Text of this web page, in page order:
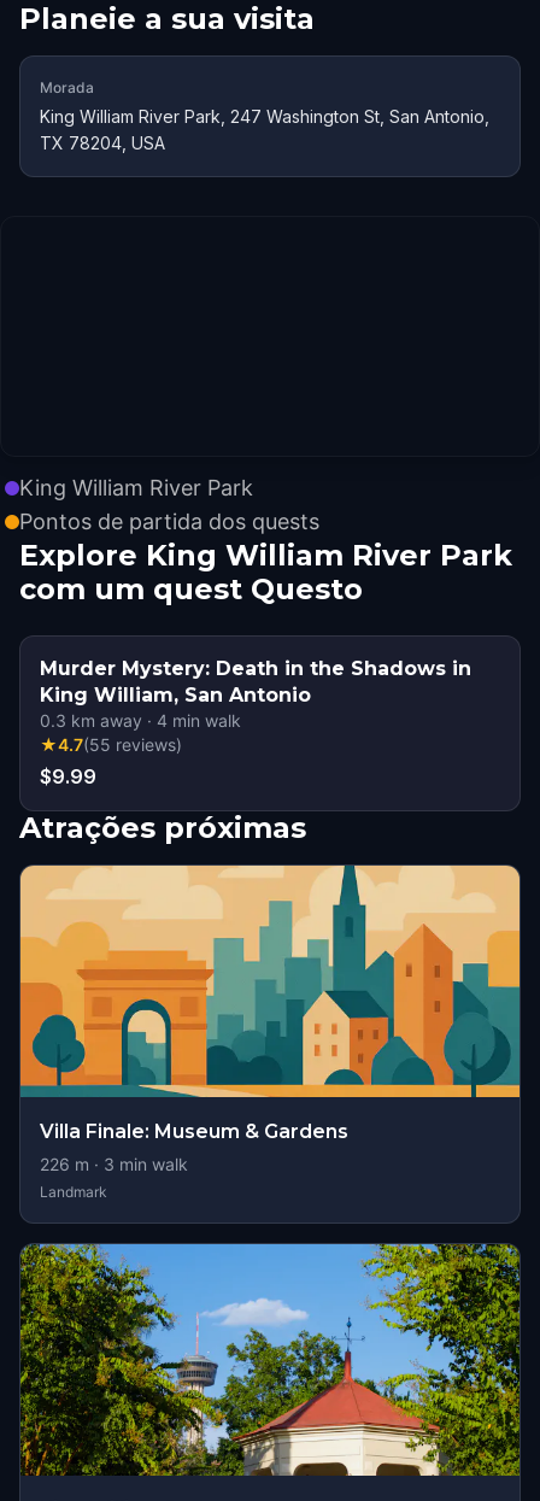
Planeie a sua visita
Morada
King William River Park, 247 Washington St, San Antonio,
TX 78204, USA
King William River Park
Pontos de partida dos quests
Explore King William River Park
com um quest Questo
Murder Mystery: Death in the Shadows in
King William, San Antonio
0.3 km away · 4 min walk
★4.7(55 reviews)
$9.99
Atrações próximas
Villa Finale: Museum & Gardens
226 m · 3 min walk
Landmark